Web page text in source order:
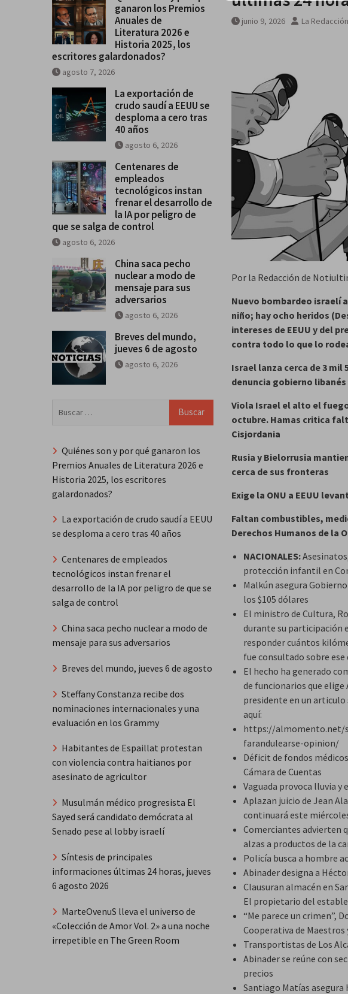
junio 9, 2026 La Redacción
Por la Redacción de
Nuevo bombardeo israelí
niño; hay ocho heridos
intereses de EEUU y del
contra todo lo que lo
Israel lanza cerca de 3 mil
denuncia gobierno libanés
Viola Israel el alto el
octubre. Hamas critica
Cisjordania
Rusia y Bielorrusia
cerca de sus fronteras
Exige la ONU a EEUU
Faltan combustibles,
Derechos Humanos de la
NACIONALES:
protección infantil en
Malkún asegura
los $105 dólares
El ministro de Cultura,
durante su participación
responder cuántos
fue consultado sobre
El hecho ha generado
de funcionarios que
presidente en un articulo
aquí:
https://almomento.net/
farandulearse-opinion/
Déficit de fondos
Cámara de Cuentas
Vaguada provoca lluvia
Aplazan juicio de Jean
continuará este
Comerciantes advierten
alzas a productos de la
Policía busca a hombre
Abinader designa a
Clausuran almacén en
El propietario del
“Me parece un crimen”,
Cooperativa de
Transportistas de Los
Abinader se reúne con
precios
Santiago Matías asegura
ganaron los Premios
Anuales de
Literatura 2026 e
Historia 2025, los
escritores galardonados?
agosto 7, 2026
La exportación de
crudo saudí a EEUU se
desploma a cero tras
40 años
agosto 6, 2026
Centenares de
empleados
tecnológicos instan
frenar el desarrollo de
la IA por peligro de
que se salga de control
agosto 6, 2026
China saca pecho
nuclear a modo de
mensaje para sus
adversarios
agosto 6, 2026
Breves del mundo,
jueves 6 de agosto
agosto 6, 2026
Quiénes son y por qué ganaron los
Premios Anuales de Literatura 2026 e
Historia 2025, los escritores
galardonados?
La exportación de crudo saudí a EEUU
se desploma a cero tras 40 años
Centenares de empleados
tecnológicos instan frenar el
desarrollo de la IA por peligro de que se
salga de control
China saca pecho nuclear a modo de
mensaje para sus adversarios
Breves del mundo, jueves 6 de agosto
Steffany Constanza recibe dos
nominaciones internacionales y una
evaluación en los Grammy
Habitantes de Espaillat protestan
con violencia contra haitianos por
asesinato de agricultor
Musulmán médico progresista El
Sayed será candidato demócrata al
Senado pese al lobby israelí
Síntesis de principales
informaciones últimas 24 horas, jueves
6 agosto 2026
MarteOvenuS lleva el universo de
«Colección de Amor Vol. 2» a una noche
irrepetible en The Green Room